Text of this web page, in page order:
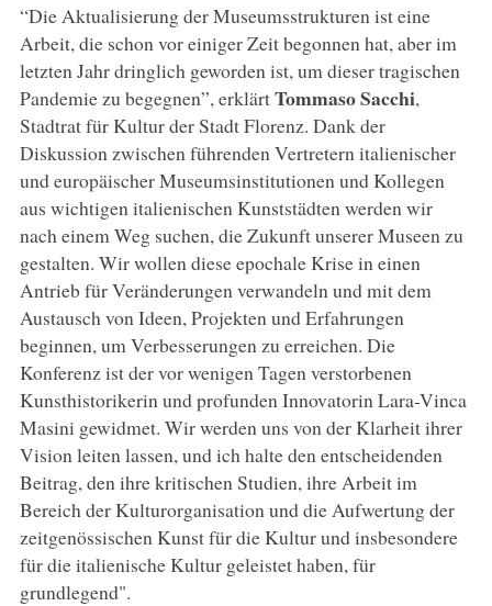
“Die Aktualisierung der Museumsstrukturen ist eine
Arbeit, die schon vor einiger Zeit begonnen hat, aber im
letzten Jahr dringlich geworden ist, um dieser tragischen
Pandemie zu begegnen”, erklärtTommaso Sacchi,
Stadtrat für Kultur der Stadt Florenz. Dank der
Diskussion zwischen führenden Vertretern italienischer
und europäischer Museumsinstitutionen und Kollegen
aus wichtigen italienischen Kunststädten werden wir
nach einem Weg suchen, die Zukunft unserer Museen zu
gestalten. Wir wollen diese epochale Krise in einen
Antrieb für Veränderungen verwandeln und mit dem
Austausch von Ideen, Projekten und Erfahrungen
beginnen, um Verbesserungen zu erreichen. Die
Konferenz ist der vor wenigen Tagen verstorbenen
Kunsthistorikerin und profunden Innovatorin Lara-Vinca
Masini gewidmet. Wir werden uns von der Klarheit ihrer
Vision leiten lassen, und ich halte den entscheidenden
Beitrag, den ihre kritischen Studien, ihre Arbeit im
Bereich der Kulturorganisation und die Aufwertung der
zeitgenössischen Kunst für die Kultur und insbesondere
für die italienische Kultur geleistet haben, für
grundlegend".